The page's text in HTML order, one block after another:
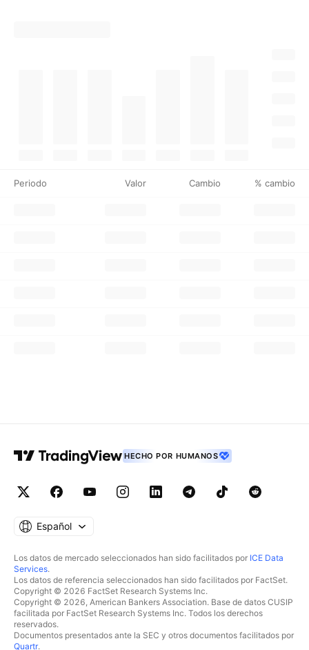
Periodo Valor Cambio % cambio
HECHO POR HUMANOS
Español
Los datos de mercado seleccionados han sido facilitados por ICE Data
Services.
Los datos de referencia seleccionados han sido facilitados por FactSet.
Copyright © 2026 FactSet Research Systems Inc.
Copyright © 2026, American Bankers Association. Base de datos CUSIP
facilitada por FactSet Research Systems Inc. Todos los derechos
reservados.
Documentos presentados ante la SEC y otros documentos facilitados por
Quartr.